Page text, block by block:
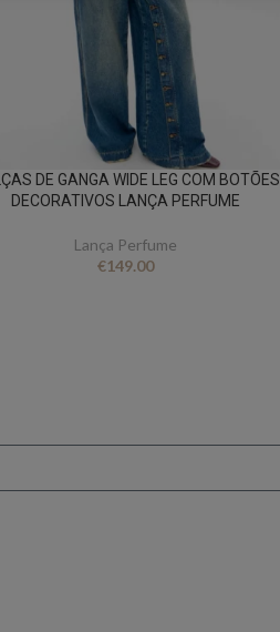
DE GANGA WIDE LEG COM BOTÕES
DECORATIVOS LANÇA PERFUME
Lança Perfume
€149.00